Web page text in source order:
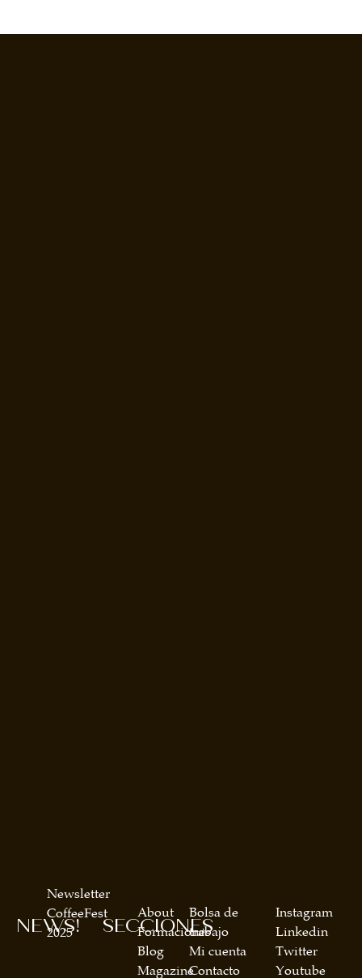
SECCIONES
About
Formaciones
Blog
Magazine
Bolsa de
trabajo
Mi cuenta
Contacto
NEWS!
Newsletter
CoffeeFest
2025
Instagram
Linkedin
Twitter
Youtube